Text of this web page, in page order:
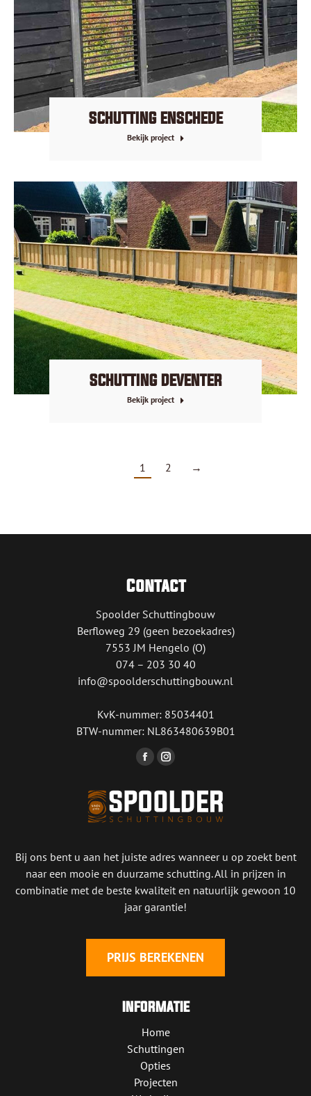
SCHUTTING ENSCHEDE
Bekijk project
SCHUTTING DEVENTER
Bekijk project
1 2 →
Contact
Spoolder Schuttingbouw
Berfloweg 29 (geen bezoekadres)
7553 JM Hengelo (O)
074 – 203 30 40
info@spoolderschuttingbouw.nl
KvK-nummer: 85034401
BTW-nummer: NL863480639B01
Facebook
in
window
Instagram
in
window
Bij ons bent u aan het juiste adres wanneer u op zoekt bent
naar een mooie en duurzame schutting. All in prijzen in
combinatie met de beste kwaliteit en natuurlijk gewoon 10
jaar garantie!
PRIJS BEREKENEN
INFORMATIE
Home
Schuttingen
Opties
Projecten